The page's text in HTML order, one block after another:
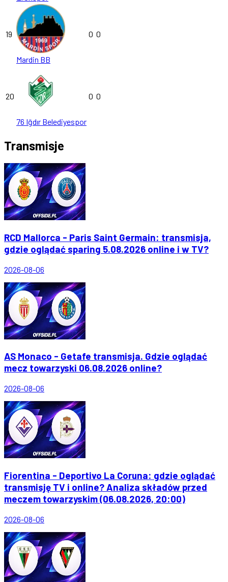
19
Mardin BB
0 0
20
76 Iğdır Belediyespor
0 0
Transmisje
RCD Mallorca - Paris Saint Germain: transmisja,
gdzie oglądać sparing 5.08.2026 online i w TV?
2026-08-06
AS Monaco - Getafe transmisja. Gdzie oglądać
mecz towarzyski 06.08.2026 online?
2026-08-06
Fiorentina - Deportivo La Coruna: gdzie oglądać
transmisję TV i online? Analiza składów przed
meczem towarzyskim (06.08.2026, 20:00)
2026-08-06